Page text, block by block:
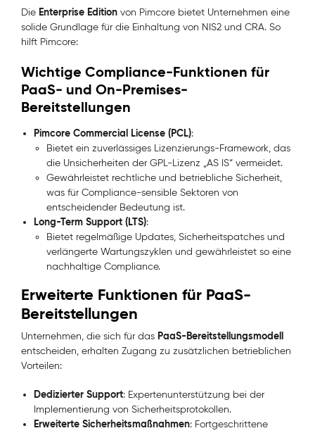
Die Enterprise Edition von Pimcore bietet Unternehmen eine
solide Grundlage für die Einhaltung von NIS2 und CRA. So
hilft Pimcore:
Wichtige Compliance-Funktionen für
PaaS- und On-Premises-
Bereitstellungen
Pimcore Commercial License (PCL):
Bietet ein zuverlässiges Lizenzierungs-Framework, das
die Unsicherheiten der GPL-Lizenz „AS IS“ vermeidet.
Gewährleistet rechtliche und betriebliche Sicherheit,
was für Compliance-sensible Sektoren von
entscheidender Bedeutung ist.
Long-Term Support (LTS):
Bietet regelmäßige Updates, Sicherheitspatches und
verlängerte Wartungszyklen und gewährleistet so eine
nachhaltige Compliance.
Erweiterte Funktionen für PaaS-
Bereitstellungen
Unternehmen, die sich für das PaaS-Bereitstellungsmodell
entscheiden, erhalten Zugang zu zusätzlichen betrieblichen
Vorteilen:
Dedizierter Support: Expertenunterstützung bei der
Implementierung von Sicherheitsprotokollen.
Erweiterte Sicherheitsmaßnahmen: Fortgeschrittene